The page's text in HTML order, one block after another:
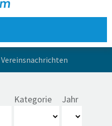
Vereinsnachrichten
Kategorie Jahr